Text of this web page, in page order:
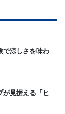
で涼しさを味わ
が見据える「ヒ